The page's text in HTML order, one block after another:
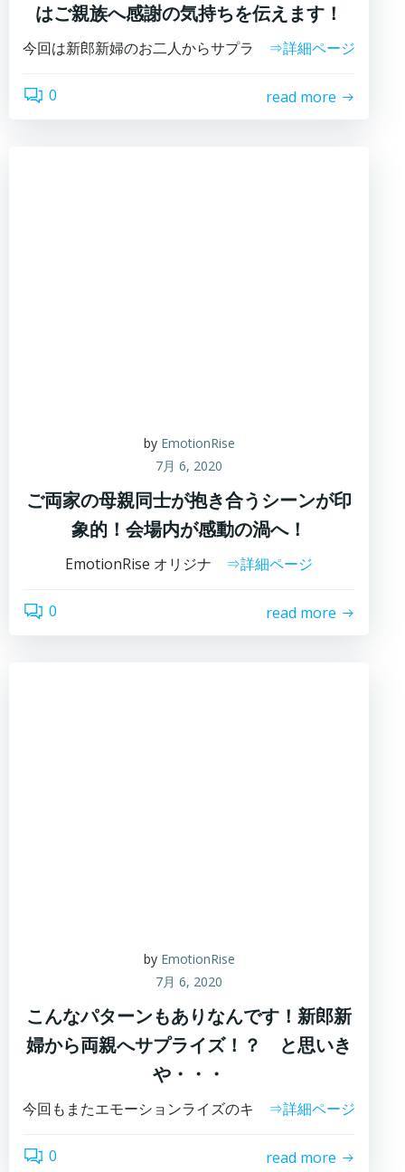
はご親族へ感謝の気持ちを伝えます！
今回は新郎新婦のお二人からサプラ ⇒詳細ページ
0 read more
by EmotionRise
7月 6, 2020
ご両家の母親同士が抱き合うシーンが印
象的！会場内が感動の渦へ！
EmotionRise オリジナ ⇒詳細ページ
0 read more
by EmotionRise
7月 6, 2020
こんなパターンもありなんです！新郎新
婦から両親へサプライズ！？ と思いき
や・・・
今回もまたエモーションライズのキ ⇒詳細ページ
0 read more